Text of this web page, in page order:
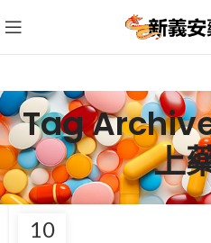
Tag
上
10